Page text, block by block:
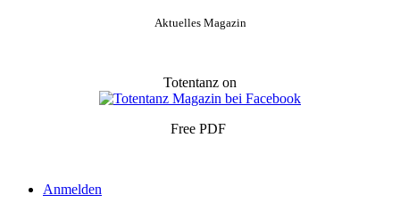
Aktuelles Magazin
Totentanz on
Free PDF
Anmelden